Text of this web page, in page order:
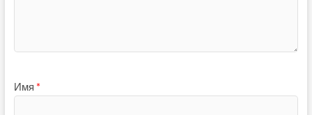
Имя *